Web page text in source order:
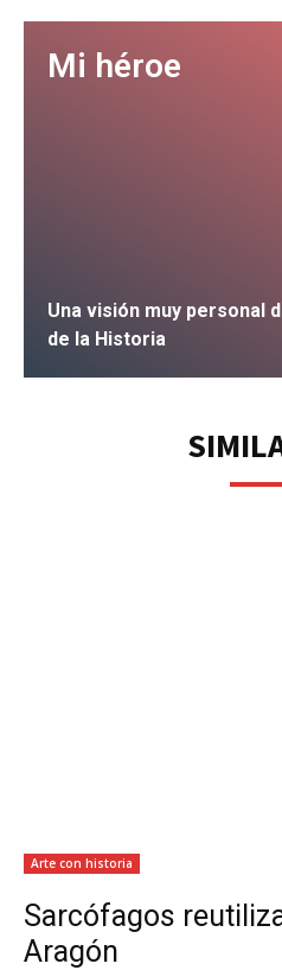
Mi héroe
Una visión muy personal
de la Historia
Arte con historia
Sarcófagos
Aragón